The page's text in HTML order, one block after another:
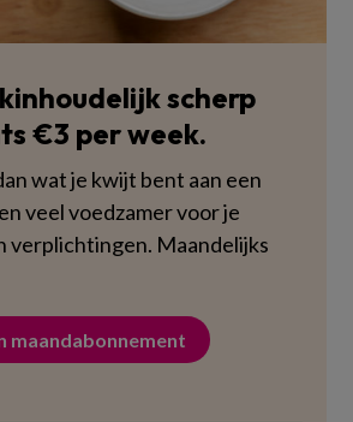
scherp
€3 per week.
wat je kwijt bent aan een
veel voedzamer voor je
verplichtingen. Maandelijks
maandabonnement